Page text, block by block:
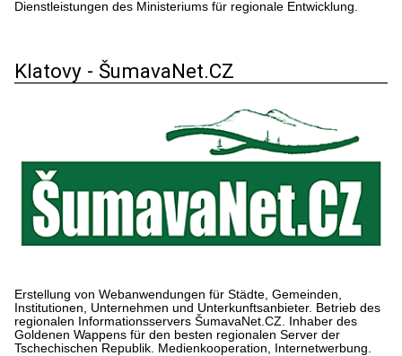
Dienstleistungen des Ministeriums für regionale Entwicklung.
Klatovy - ŠumavaNet.CZ
Erstellung von Webanwendungen für Städte, Gemeinden,
Institutionen, Unternehmen und Unterkunftsanbieter. Betrieb des
regionalen Informationsservers ŠumavaNet.CZ. Inhaber des
Goldenen Wappens für den besten regionalen Server der
Tschechischen Republik. Medienkooperation, Internetwerbung.